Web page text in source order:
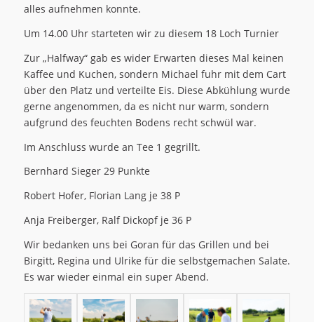
alles aufnehmen konnte.
Um 14.00 Uhr starteten wir zu diesem 18 Loch Turnier
Zur „Halfway“ gab es wider Erwarten dieses Mal keinen
Kaffee und Kuchen, sondern Michael fuhr mit dem Cart
über den Platz und verteilte Eis. Diese Abkühlung wurde
gerne angenommen, da es nicht nur warm, sondern
aufgrund des feuchten Bodens recht schwül war.
Im Anschluss wurde an Tee 1 gegrillt.
Bernhard Sieger 29 Punkte
Robert Hofer, Florian Lang je 38 P
Anja Freiberger, Ralf Dickopf je 36 P
Wir bedanken uns bei Goran für das Grillen und bei
Birgitt, Regina und Ulrike für die selbstgemachen Salate.
Es war wieder einmal ein super Abend.